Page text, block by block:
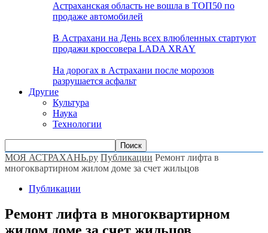
Астраханская область не вошла в ТОП50 по
продаже автомобилей
В Астрахани на День всех влюбленных стартуют
продажи кроссовера LADA XRAY
На дорогах в Астрахани после морозов
разрушается асфальт
Другие
Культура
Наука
Технологии
МОЯ АСТРАХАНЬ.ру Публикации Ремонт лифта в
многоквартирном жилом доме за счет жильцов
Публикации
Ремонт лифта в многоквартирном